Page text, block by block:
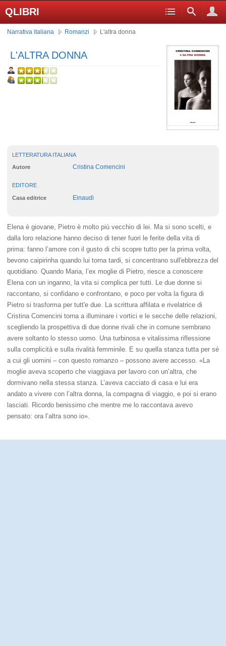
QLIBRI
Narrativa italiana Romanzi L'altra donna
L'ALTRA DONNA
LETTERATURA ITALIANA
Autore Cristina Comencini
EDITORE
Casa editrice Einaudi
Elena è giovane, Pietro è molto più vecchio di lei. Ma si sono scelti, e
dalla loro relazione hanno deciso di tener fuori le ferite della vita di
prima: fanno l’amore con il gusto di chi scopre tutto per la prima volta,
bevono caipirinha quando lui torna tardi, si concentrano sull'ebbrezza del
quotidiano. Quando Maria, l’ex moglie di Pietro, riesce a conoscere
Elena con un inganno, la vita si complica per tutti. Le due donne si
raccontano, si confidano e confrontano, e poco per volta la figura di
Pietro si trasforma per tutt'e due. La scrittura affilata e rivelatrice di
Cristina Comencini torna a illuminare i vortici e le secche delle relazioni,
scegliendo la prospettiva di due donne rivali che in comune sembrano
avere soltanto lo stesso uomo. Una turbinosa e vitalissima riflessione
sulla complicità e sulla rivalità femminile. E su quella stanza tutta per sé
a cui gli uomini – con questo romanzo – possono avere accesso. «La
moglie aveva scoperto che viaggiava per lavoro con un’altra, che
dormivano nella stessa stanza. L’aveva cacciato di casa e lui era
andato a vivere con l’altra donna, la compagna di viaggio, e poi si erano
lasciati. Ricordo benissimo che mentre me lo raccontava avevo
pensato: ora l’altra sono io».